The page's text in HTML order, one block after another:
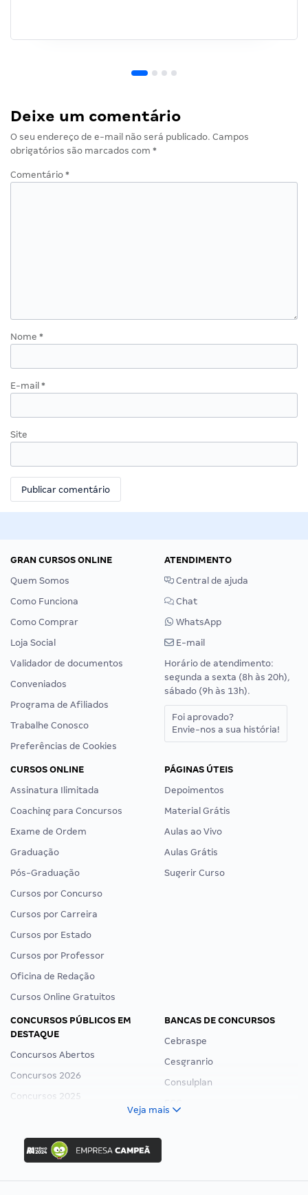
Deixe um comentário
O seu endereço de e-mail não será publicado. Campos
obrigatórios são marcados com *
Comentário *
Nome *
E-mail *
Site
GRAN CURSOS ONLINE
Quem Somos
Como Funciona
Como Comprar
Loja Social
Validador de documentos
Conveniados
Programa de Afiliados
Trabalhe Conosco
Preferências de Cookies
ATENDIMENTO
Central de ajuda
Chat
WhatsApp
E-mail
Horário de atendimento:
segunda a sexta (8h às 20h),
sábado (9h às 13h).
Foi aprovado?
Envie-nos a sua história!
CURSOS ONLINE
Assinatura Ilimitada
Coaching para Concursos
Exame de Ordem
Graduação
Pós-Graduação
Cursos por Concurso
Cursos por Carreira
Cursos por Estado
Cursos por Professor
Oficina de Redação
Cursos Online Gratuitos
PÁGINAS ÚTEIS
Depoimentos
Material Grátis
Aulas ao Vivo
Aulas Grátis
Sugerir Curso
CONCURSOS PÚBLICOS EM
DESTAQUE
Concursos Abertos
Concursos 2026
Concursos 2025
Concurso Ibama
Concurso MPU
Editais publicados
BANCAS DE CONCURSOS
Cebraspe
Cesgranrio
Consulplan
Veja mais